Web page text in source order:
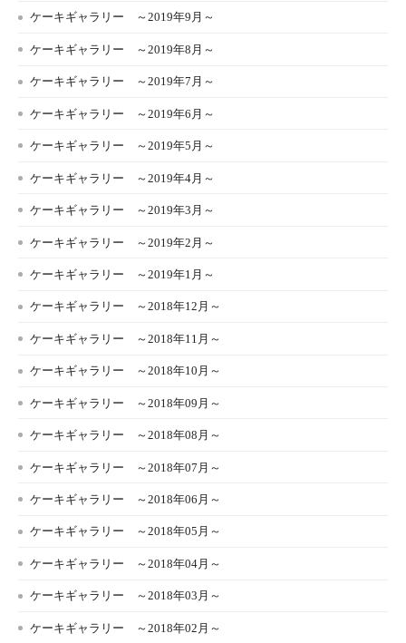
ケーキギャラリー ～2019年9月～
ケーキギャラリー ～2019年8月～
ケーキギャラリー ～2019年7月～
ケーキギャラリー ～2019年6月～
ケーキギャラリー ～2019年5月～
ケーキギャラリー ～2019年4月～
ケーキギャラリー ～2019年3月～
ケーキギャラリー ～2019年2月～
ケーキギャラリー ～2019年1月～
ケーキギャラリー ～2018年12月～
ケーキギャラリー ～2018年11月～
ケーキギャラリー ～2018年10月～
ケーキギャラリー ～2018年09月～
ケーキギャラリー ～2018年08月～
ケーキギャラリー ～2018年07月～
ケーキギャラリー ～2018年06月～
ケーキギャラリー ～2018年05月～
ケーキギャラリー ～2018年04月～
ケーキギャラリー ～2018年03月～
ケーキギャラリー ～2018年02月～